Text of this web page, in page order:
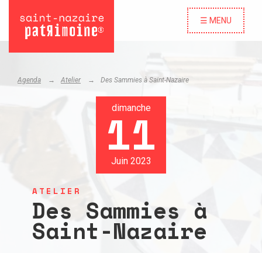
☰ MENU
Agenda Atelier Des Sammies à Saint-Nazaire
dimanche
11
Juin 2023
ATELIER
Des Sammies à
Saint-Nazaire